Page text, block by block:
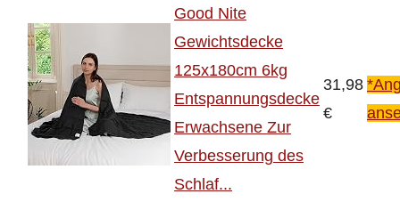
Good Nite
Gewichtsdecke
125x180cm 6kg
Entspannungsdecke
Erwachsene Zur
Verbesserung des
Schlaf...
31,98
€